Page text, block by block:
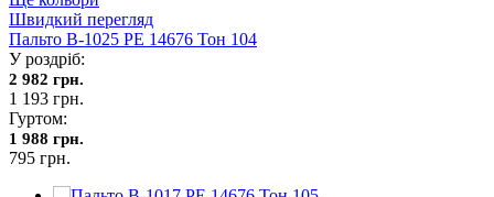
Швидкий перегляд
Пальто В-1025 PE 14676 Тон 104
У роздріб:
2 982 грн.
1 193 грн.
Гуртом:
1 988 грн.
795 грн.